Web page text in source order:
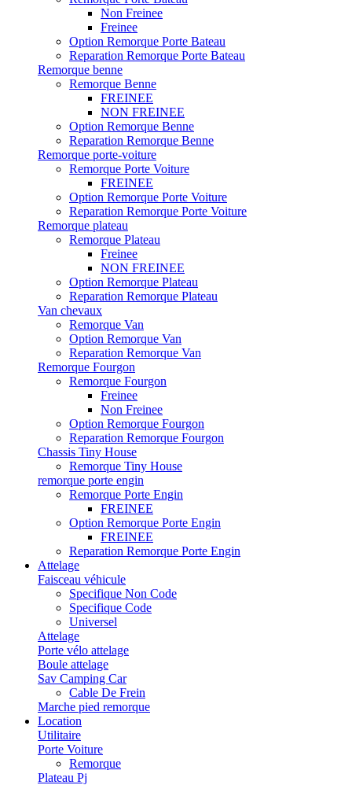
Non Freinee
Freinee
Option Remorque Porte Bateau
Reparation Remorque Porte Bateau
Remorque benne
Remorque Benne
FREINEE
NON FREINEE
Option Remorque Benne
Reparation Remorque Benne
Remorque porte-voiture
Remorque Porte Voiture
FREINEE
Option Remorque Porte Voiture
Reparation Remorque Porte Voiture
Remorque plateau
Remorque Plateau
Freinee
NON FREINEE
Option Remorque Plateau
Reparation Remorque Plateau
Van chevaux
Remorque Van
Option Remorque Van
Reparation Remorque Van
Remorque Fourgon
Remorque Fourgon
Freinee
Non Freinee
Option Remorque Fourgon
Reparation Remorque Fourgon
Chassis Tiny House
Remorque Tiny House
remorque porte engin
Remorque Porte Engin
FREINEE
Option Remorque Porte Engin
FREINEE
Reparation Remorque Porte Engin
Attelage
Faisceau véhicule
Specifique Non Code
Specifique Code
Universel
Attelage
Porte vélo attelage
Boule attelage
Sav Camping Car
Cable De Frein
Marche pied remorque
Location
Utilitaire
Porte Voiture
Remorque
Plateau Pj